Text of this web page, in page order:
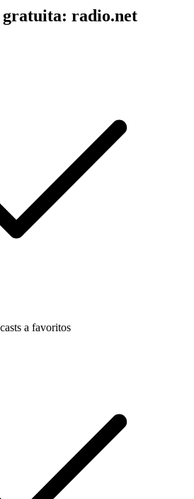
gratuita: radio.net
a favoritos